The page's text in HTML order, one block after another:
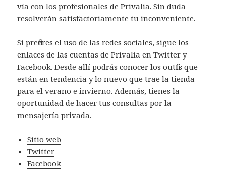
vía con los profesionales de Privalia. Sin duda
resolverán satisfactoriamente tu inconveniente.
Si prefieres el uso de las redes sociales, sigue los
enlaces de las cuentas de Privalia en Twitter y
Facebook. Desde allí podrás conocer los outfits que
están en tendencia y lo nuevo que trae la tienda
para el verano e invierno. Además, tienes la
oportunidad de hacer tus consultas por la
mensajería privada.
Sitio web
Twitter
Facebook